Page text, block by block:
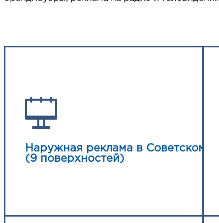
Наружная реклама в Советском
(9 поверхностей)